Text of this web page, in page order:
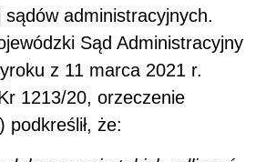
sądów administracyjnych.
Sąd Administracyjny
z 11 marca 2021 r.
1213/20, orzeczenie
podkreślił, że: